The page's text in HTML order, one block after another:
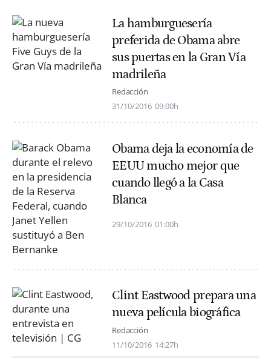
La hamburguesería
preferida de Obama abre
sus puertas en la Gran Vía
madrileña
Redacción
31/10/2016 09:00h
Obama deja la economía de
EEUU mucho mejor que
cuando llegó a la Casa
Blanca
29/10/2016 01:00h
Clint Eastwood prepara una
nueva película biográfica
Redacción
11/10/2016 14:27h